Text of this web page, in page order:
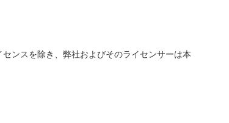
ンスを除き、弊社およびそのライセンサーは本